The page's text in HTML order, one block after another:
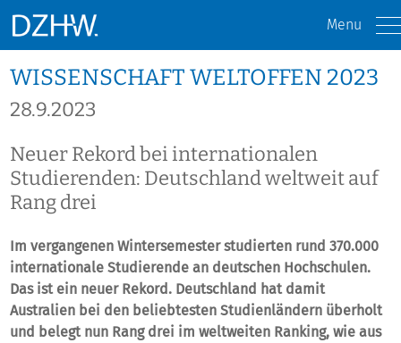
Menu
WISSENSCHAFT WELTOFFEN 2023
28.9.2023
Neuer Rekord bei internationalen
Studierenden: Deutschland weltweit auf
Rang drei
Im vergangenen Wintersemester studierten rund 370.000
internationale Studierende an deutschen Hochschulen.
Das ist ein neuer Rekord. Deutschland hat damit
Australien bei den beliebtesten Studienländern überholt
und belegt nun Rang drei im weltweiten Ranking, wie aus